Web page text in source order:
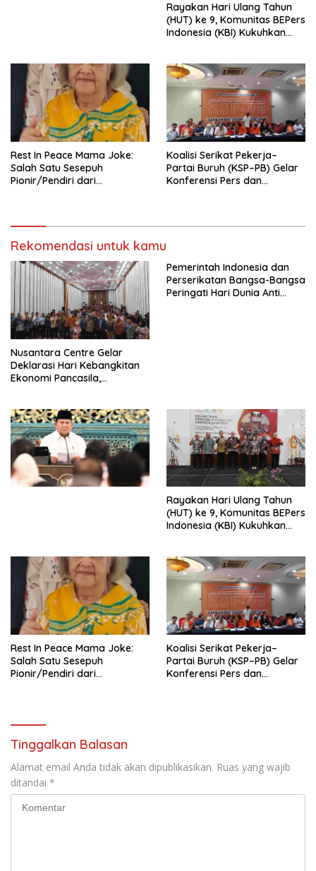
Rayakan Hari Ulang Tahun
(HUT) ke 9, Komunitas BEPers
Indonesia (KBI) Kukuhkan
Tema: “Penguatan dan
Pengembangan Organisasi
KBI yang Berbasis Riset di
seluruh Indonesia dan
Mancanegara”.
Rest In Peace Mama Joke:
Salah Satu Sesepuh
Pionir/Pendiri dari
Kasih Allah.
Koalisi Serikat Pekerja–
Partai Buruh (KSP–PB) Gelar
Konferensi Pers dan
RUU Ketenagakerjaan Baru.
Rekomendasi untuk kamu
Nusantara Centre Gelar
Deklarasi Hari Kebangkitan
Ekonomi Pancasila,
Penjajahan (Pergolakan
Ekonomi Politik Indonesia) &
Simposium Nasional “Urgensi
Undang-Undang
Perekonomian Nasional dan
Kesejahteraan Sosial dalam
Pemerintah Indonesia dan
Perserikatan Bangsa-Bangsa
Peringati Hari Dunia Anti
Rayakan Hari Ulang Tahun
(HUT) ke 9, Komunitas BEPers
Indonesia (KBI) Kukuhkan
Tema: “Penguatan dan
Pengembangan Organisasi
KBI yang Berbasis Riset di
seluruh Indonesia dan
Mancanegara”.
Rest In Peace Mama Joke:
Salah Satu Sesepuh
Pionir/Pendiri dari
Kasih Allah.
Koalisi Serikat Pekerja–
Partai Buruh (KSP–PB) Gelar
Konferensi Pers dan
Tinggalkan Balasan
Alamat email Anda tidak akan dipublikasikan. Ruas yang wajib
ditandai *